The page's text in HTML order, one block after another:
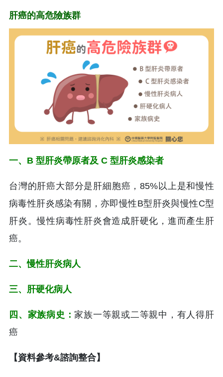
肝癌的高危險族群
一、B 型肝炎帶原者及 C 型肝炎感染者
台灣的肝癌大部分是肝細胞癌，85%以上是和慢性
病毒性肝炎感染有關，亦即慢性B型肝炎與慢性C型
肝炎。慢性病毒性肝炎會造成肝硬化，進而產生肝
癌。
二、慢性肝炎病人
三、肝硬化病人
四、家族病史： 家族一等親或二等親中，有人得肝
癌
【資料參考&諮詢整合】